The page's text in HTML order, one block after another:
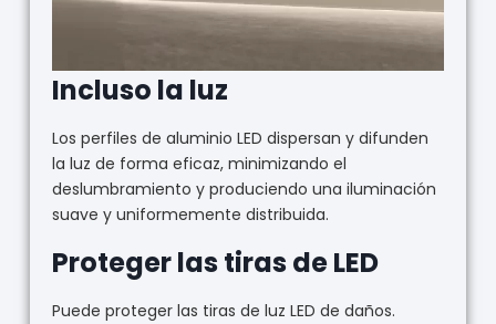
Incluso la luz
Los perfiles de aluminio LED dispersan y difunden
la luz de forma eficaz, minimizando el
deslumbramiento y produciendo una iluminación
suave y uniformemente distribuida.
Proteger las tiras de LED
Puede proteger las tiras de luz LED de daños.